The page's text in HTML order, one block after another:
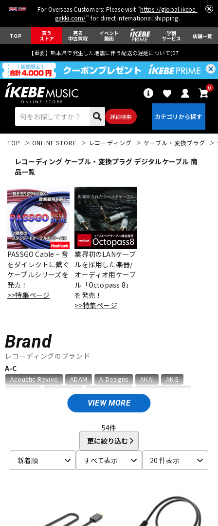
For Overseas Customers: Please visit "https://global.ikebe-
gakki.com/" for direct international shipping.
TOP 買う
ストア
売る
中古買取
イベント
動画
学割
サービス 店舗一覧
【重要】熊本県で発生した地震に伴う配送の遅延について(07月29日
詳細検索
0
エレキギター
ベース
ドラム
管楽器
アンプ エフェクター
DTM
DTM オンライン納品
ヴィンテージ
TOP ONLINE STORE レコーディング ケーブル・変換プラグ
レコーディング ケーブル・変換プラグ デジタルケーブル 商
品一覧
PASSGO Cable – 音
をダイレクトに繋ぐ
ケーブルシリーズを
発売！
>>特集ページ
業界初のLANケーブ
ルを採用した楽器/
オーディオ用ケーブ
ル「Octopass 8」
を発売！
>>特集ページ
Brand
レコーディングのブランド
VIEW MORE
A-C
Acoustic Revive ADAM A-Designs AKAI
AKG
ART ARTRIG
audio-technica AUDIX AURATONE
BEHRINGER
Brauner
Bricasti Design
CANARE
CaTeFo Chandler Coil Audio
Conisis
Cranborne Audio
CROXS CURRENT CUSTOM TRY
DRAWMER
EARTHWORKS
Ehrlund Microphone
Electro Harmonix
Electro Voice
54件
更に絞り込む
新着順
すべて表示 20 件表示